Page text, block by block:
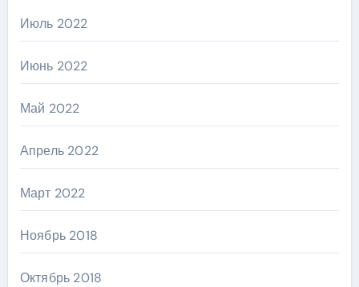
Июль 2022
Июнь 2022
Май 2022
Апрель 2022
Март 2022
Ноябрь 2018
Октябрь 2018